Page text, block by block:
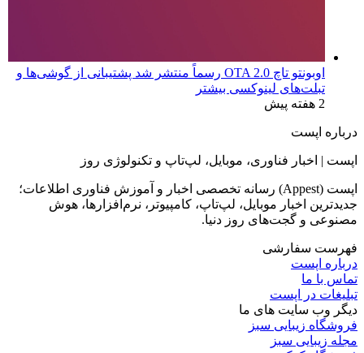
چرا و چطور ویندوز ۱۱ هوم رو به پرو آپگرید کنیم؟